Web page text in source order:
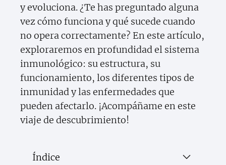
y evoluciona. ¿Te has preguntado alguna
vez cómo funciona y qué sucede cuando
no opera correctamente? En este artículo,
exploraremos en profundidad el sistema
inmunológico: su estructura, su
funcionamiento, los diferentes tipos de
inmunidad y las enfermedades que
pueden afectarlo. ¡Acompáñame en este
viaje de descubrimiento!
Índice